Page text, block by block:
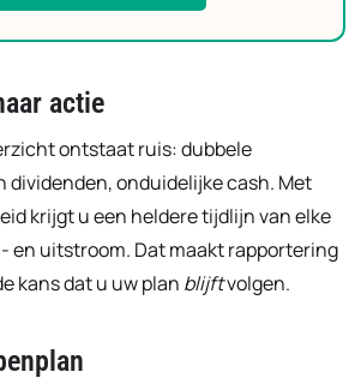
actie
ontstaat ruis: dubbele
dividenden, onduidelijke cash. Met
krijgt u een heldere tijdlijn van elke
en uitstroom. Dat maakt rapportering
kans dat u uw plan blijftvolgen.